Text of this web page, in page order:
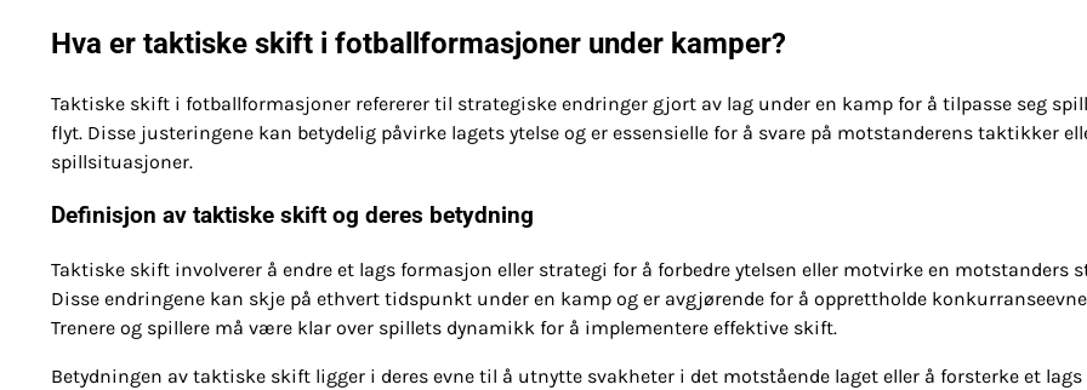
Hva er taktiske skift i fotballformasjoner under kamper?
Taktiske skift i fotballformasjoner refererer til strategiske endringer gjort av lag under en kamp for å tilpasse seg
flyt. Disse justeringene kan betydelig påvirke lagets ytelse og er essensielle for å svare på motstanderens taktikker
spillsituasjoner.
Definisjon av taktiske skift og deres betydning
Taktiske skift involverer å endre et lags formasjon eller strategi for å forbedre ytelsen eller motvirke en motstanders
Disse endringene kan skje på ethvert tidspunkt under en kamp og er avgjørende for å opprettholde
Trenere og spillere må være klar over spillets dynamikk for å implementere effektive skift.
Betydningen av taktiske skift ligger i deres evne til å utnytte svakheter i det motstående laget eller å forsterke et lags